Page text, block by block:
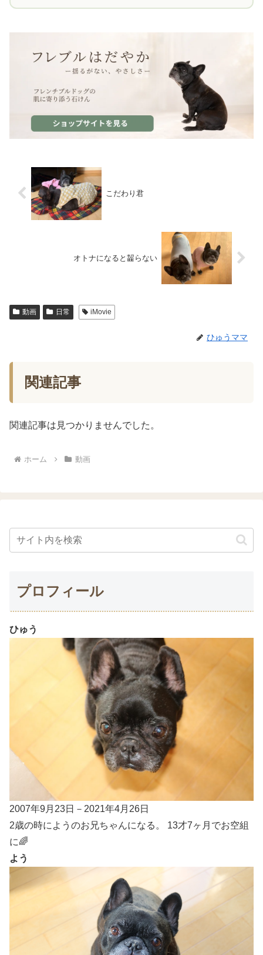
こだわり君
オトナになると齧らない
動画 日常 iMovie
ひゅうママ
関連記事
関連記事は見つかりませんでした。
ホーム 動画
プロフィール
ひゅう
2007年9月23日－2021年4月26日
2歳の時にようのお兄ちゃんになる。 13才7ヶ月でお空組
に🌈
よう